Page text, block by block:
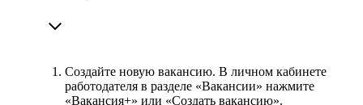
Создайте новую вакансию. В личном кабинете
работодателя в разделе «Вакансии» нажмите
«Вакансия+» или «Создать вакансию».